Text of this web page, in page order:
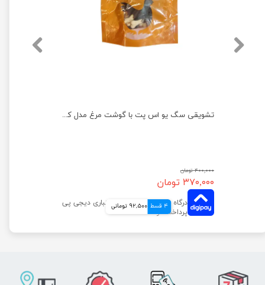
تشویقی سگ یو اس پت با گوشت مرغ مدل کتف مرغ وزن 100 گرم
۴۰۰,۰۰۰ تومان
۳۷۰,۰۰۰ تومان
4 قسط 92,500 تومانی